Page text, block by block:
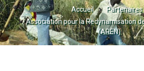
FIL
D'ARIANE
Accueil
Partenaires
Association pour la Redynamisation
(AREN)